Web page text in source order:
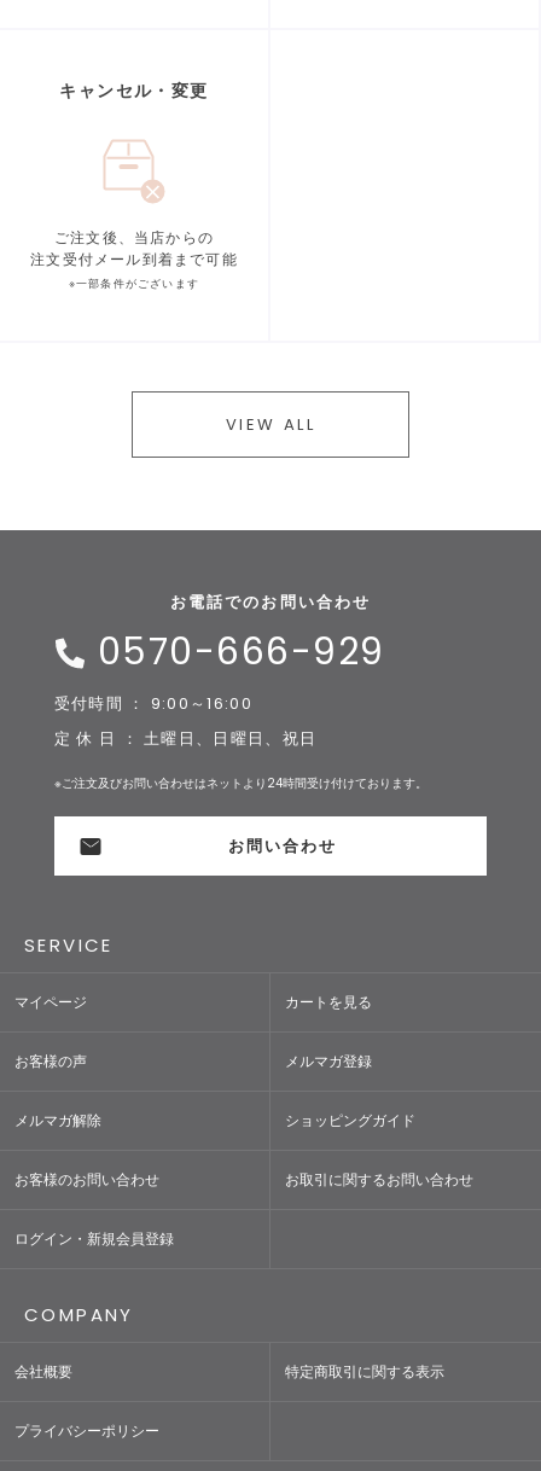
キャンセル・変更
ご注文後、当店からの
注文受付メール到着まで可能
※一部条件がございます
VIEW ALL
お電話でのお問い合わせ
0570-666-929
受付時間 ： 9:00～16:00
定 休 日 ： 土曜日、日曜日、祝日
※ご注文及びお問い合わせはネットより24時間受け付けております。
お問い合わせ
SERVICE
マイページ カートを見る
お客様の声 メルマガ登録
メルマガ解除 ショッピングガイド
お客様のお問い合わせ お取引に関するお問い合わせ
ログイン・新規会員登録
COMPANY
会社概要 特定商取引に関する表示
プライバシーポリシー